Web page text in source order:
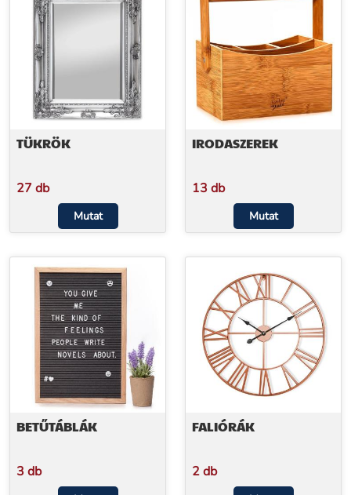
TÜKRÖK
27 db
Mutat
IRODASZEREK
13 db
Mutat
BETŰTÁBLÁK
3 db
FALIÓRÁK
2 db